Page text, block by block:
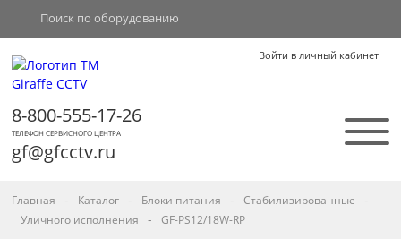
Войти в личный кабинет
8-800-555-17-26
ТЕЛЕФОН СЕРВИСНОГО ЦЕНТРА
gf@gfcctv.ru
Главная - Каталог - Блоки питания - Cтабилизированные -
Уличного исполнения - GF-PS12/18W-RP